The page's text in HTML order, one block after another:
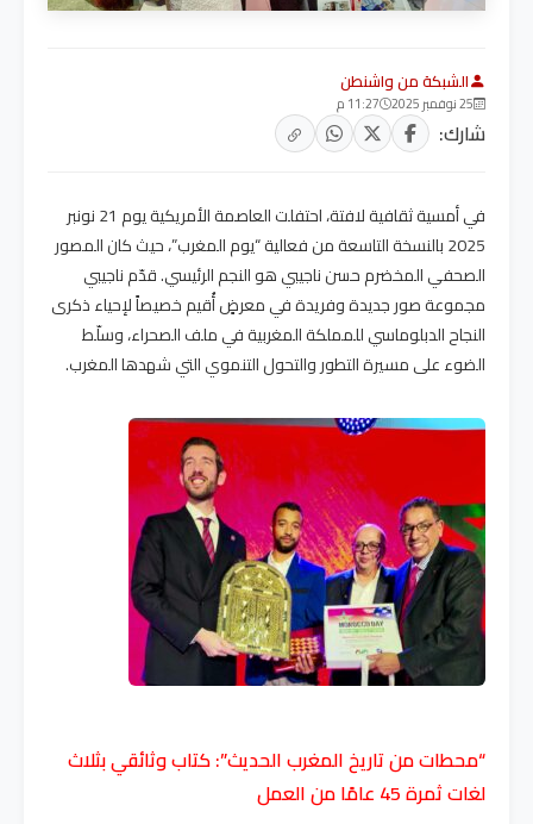
الشبكة من واشنطن
25 نوفمبر 2025 11:27 م
شارك:
في أمسية ثقافية لافتة، احتفلت العاصمة الأمريكية يوم 21 نونبر
2025 بالنسخة التاسعة من فعالية “يوم المغرب”، حيث كان المصور
الصحفي المخضرم حسن ناجيبي هو النجم الرئيسي. قدّم ناجيبي
مجموعة صور جديدة وفريدة في معرضٍ أُقيم خصيصاً لإحياء ذكرى
النجاح الدبلوماسي للمملكة المغربية في ملف الصحراء، وسلّط
الضوء على مسيرة التطور والتحول التنموي التي شهدها المغرب.
“محطات من تاريخ المغرب الحديث”: كتاب وثائقي بثلاث
لغات ثمرة 45 عامًا من العمل